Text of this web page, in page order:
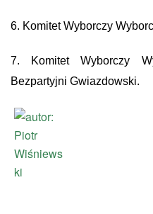
6. Komitet Wyborczy
7. Komitet Wyborczy
Bezpartyjni Gwiazdowski.